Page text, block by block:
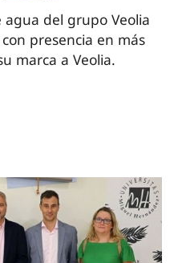
del grupo Veolia
presencia en más
marca a Veolia.